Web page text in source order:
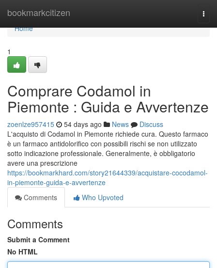
bookmarkcitizen
Home
Home
1
Comprare Codamol in
Piemonte : Guida e Avvertenze
zoenlze957415 54 days ago News
Discuss
L'acquisto di Codamol in Piemonte richiede cura. Questo farmaco
è un farmaco antidolorifico con possibili rischi se non utilizzato
sotto indicazione professionale. Generalmente, è obbligatorio
avere una prescrizione
https://bookmarkhard.com/story21644339/acquistare-cocodamol-
in-piemonte-guida-e-avvertenze
Comments
Who Upvoted
Comments
Submit a Comment
No HTML